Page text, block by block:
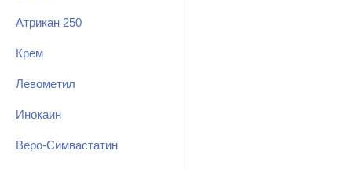
Атрикан 250
Крем
Левометил
Инокаин
Веро-Симвастатин